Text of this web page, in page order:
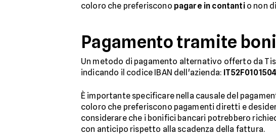
coloro che preferiscono pagare in contantio non
Pagamento tramite
Un metodo di pagamento alternativo offerto da
indicando il codice IBAN dell'azienda:
È importante specificare nella causale del
coloro che preferiscono pagamenti diretti e
considerare che i bonifici bancari potrebbero
con anticipo rispetto alla scadenza della fattura.